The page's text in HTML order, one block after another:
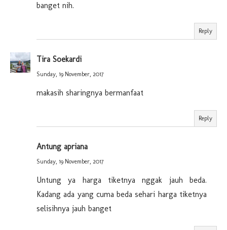
banget nih.
Reply
Tira Soekardi
Sunday, 19 November, 2017
makasih sharingnya bermanfaat
Reply
Antung apriana
Sunday, 19 November, 2017
Untung ya harga tiketnya nggak jauh beda.
Kadang ada yang cuma beda sehari harga tiketnya
selisihnya jauh banget